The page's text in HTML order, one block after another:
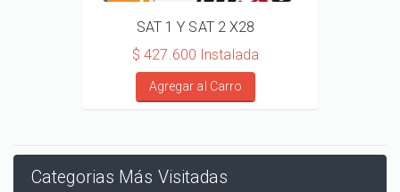
SAT 1 Y SAT 2 X28
$ 427.600 Instalada
Agregar al Carro
Categorias Más Visitadas